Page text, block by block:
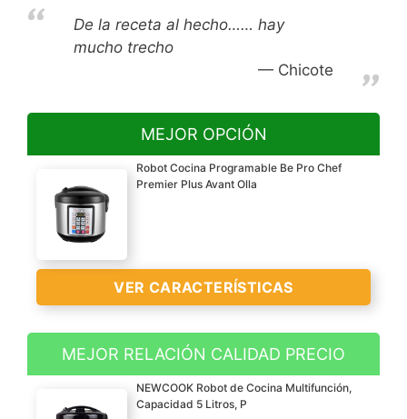
De la receta al hecho…… hay
mucho trecho
Chicote
MEJOR OPCIÓN
Robot Cocina Programable Be Pro Chef
Premier Plus Avant Olla
VER CARACTERÍSTICAS
MEJOR RELACIÓN CALIDAD PRECIO
NEWCOOK Robot de Cocina Multifunción,
Capacidad 5 Litros, P